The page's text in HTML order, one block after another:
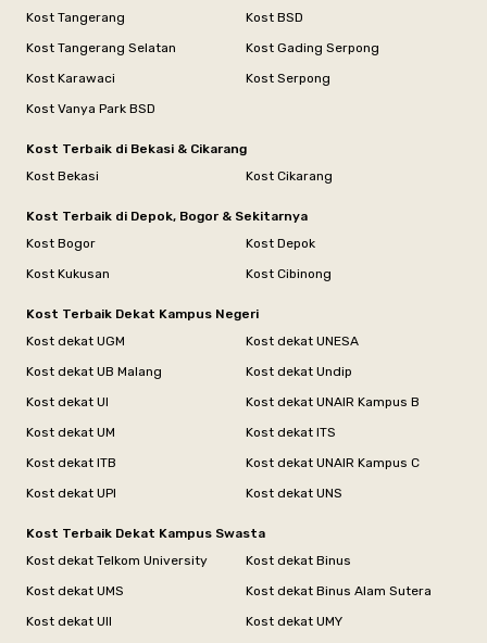
Kost Tangerang
Kost BSD
Kost Tangerang Selatan
Kost Gading Serpong
Kost Karawaci
Kost Serpong
Kost Vanya Park BSD
Kost Terbaik di Bekasi & Cikarang
Kost Bekasi
Kost Cikarang
Kost Terbaik di Depok, Bogor & Sekitarnya
Kost Bogor
Kost Depok
Kost Kukusan
Kost Cibinong
Kost Terbaik Dekat Kampus Negeri
Kost dekat UGM
Kost dekat UNESA
Kost dekat UB Malang
Kost dekat Undip
Kost dekat UI
Kost dekat UNAIR Kampus B
Kost dekat UM
Kost dekat ITS
Kost dekat ITB
Kost dekat UNAIR Kampus C
Kost dekat UPI
Kost dekat UNS
Kost Terbaik Dekat Kampus Swasta
Kost dekat Telkom University
Kost dekat Binus
Kost dekat UMS
Kost dekat Binus Alam Sutera
Kost dekat UII
Kost dekat UMY